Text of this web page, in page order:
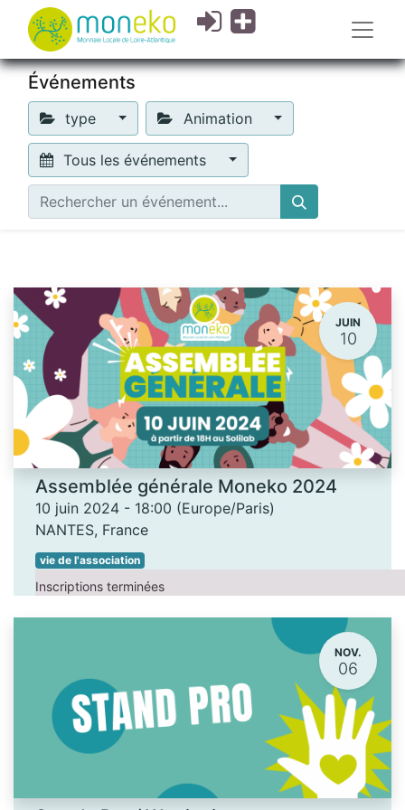
Événements
type Animation
Tous les événements
JUIN
10
Assemblée générale Moneko 2024
10 juin 2024 - 18:00 (Europe/Paris)
NANTES, France
vie de l'association
Inscriptions terminées
NOV.
06